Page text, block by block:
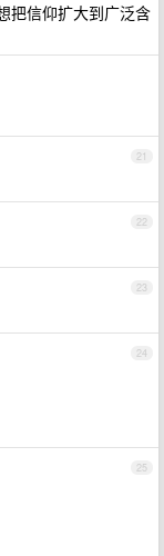
把信仰扩大到广泛含
21
22
23
24
25